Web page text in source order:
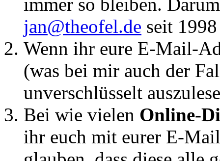
jan@theofel.de seit
Wenn ihr eure E-Mail-
(was bei mir auch der
unverschlüsselt
Bei wie vielen Online-
ihr euch mit eurer E-